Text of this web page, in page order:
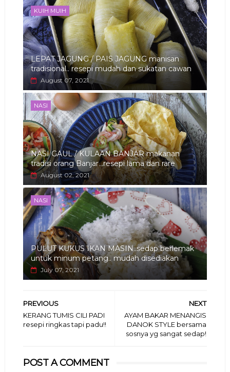
KUIH MUIH
LEPAT JAGUNG / PAIS JAGUNG manisan
tradisional.. resepi mudah dan sukatan cawan
August 07, 2021
NASI
NASI GAUL / KULAAN BANJAR makanan
tradisi orang Banjar...resepi lama dan rare
August 02, 2021
NASI
PULUT KUKUS IKAN MASIN..sedap berlemak
untuk minum petang.. mudah disediakan
July 07, 2021
NEXT
AYAM BAKAR MENANGIS
DANOK STYLE bersama
sosnya yg sangat sedap!
PREVIOUS
KERANG TUMIS CILI PADI
resepi ringkas tapi padu!!
POST A COMMENT